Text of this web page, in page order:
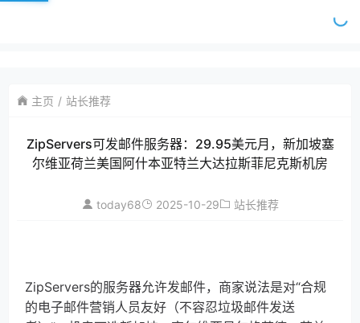
主页 站长推荐
ZipServers可发邮件服务器：29.95美元月，新加坡塞
尔维亚荷兰美国阿什本亚特兰大达拉斯菲尼克斯机房
today68 2025-10-29 站长推荐
ZipServers的服务器允许发邮件，商家说法是对“合规
的电子邮件营销人员友好（不容忍垃圾邮件发送